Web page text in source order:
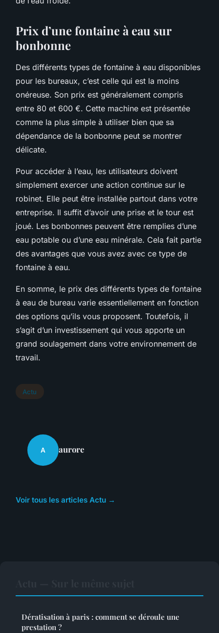
Prix d’une fontaine à eau sur
bonbonne
Des différents types de fontaine à eau disponibles
pour les bureaux, c’est celle qui est la moins
onéreuse. Son prix est généralement compris
entre 80 et 600 €. Cette machine est présentée
comme la plus simple à utiliser bien que sa
dépendance de la bonbonne peut se montrer
délicate.
Pour accéder à l’eau, les utilisateurs doivent
simplement exercer une action continue sur le
robinet. Elle peut être installée partout dans votre
entreprise. Il suffit d’avoir une prise et le tour est
joué. Les bonbonnes peuvent être remplies d’une
eau potable ou d’une eau minérale. Cela fait partie
des avantages que vous avez avec ce type de
fontaine à eau.
En somme, le prix des différents types de fontaine
à eau de bureau varie essentiellement en fonction
des options qu’ils vous proposent. Toutefois, il
s’agit d’un investissement qui vous apporte un
grand soulagement dans votre environnement de
travail.
Actu
A aurore
Voir tous les articles Actu →
Dératisation à paris : comment se déroule une
prestation ?